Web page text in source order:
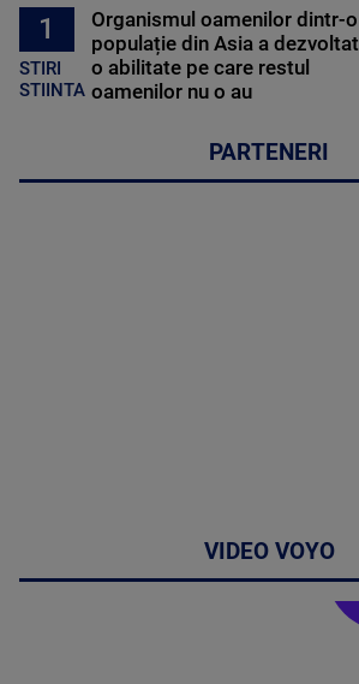
1
STIRI
STIINTA
Organismul oamenilor dintr-o
populație din Asia a dezvoltat
o abilitate pe care restul
oamenilor nu o au
PARTENERI
VIDEO VOYO